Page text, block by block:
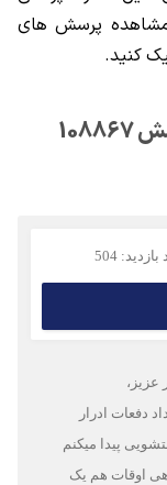
مشاهده پرسش های
کنید.
504
تعداد دفعات ادرار
پیدا میکنم
اوقات هم یک